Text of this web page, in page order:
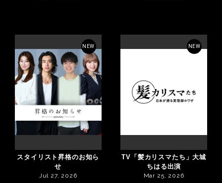
NEW
スタイリスト昇格のお知ら
せ
Jul 27, 2026
NEW
TV「髪カリスマたち」大城
ちはる出演
Mar 25, 2026